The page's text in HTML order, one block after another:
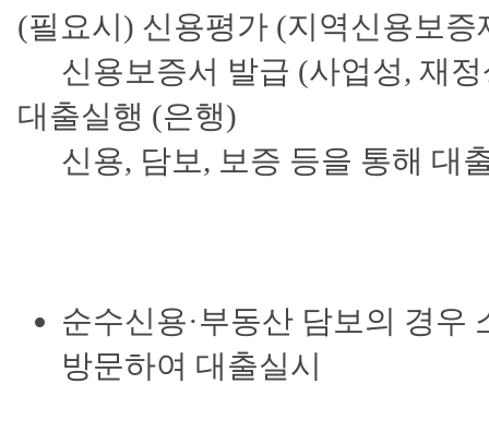
(필요시) 신용평가 (지역신용보증
신용보증서 발급 (사업성, 재
대출실행 (은행)
신용, 담보, 보증 등을 통해 대
순수신용·부동산 담보의 경우
방문하여 대출실시